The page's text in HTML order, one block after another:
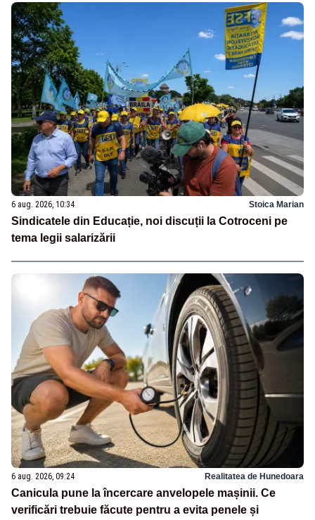
6 aug. 2026, 10:34 Stoica Marian
Sindicatele din Educație, noi discuții la Cotroceni pe
tema legii salarizării
6 aug. 2026, 09:24 Realitatea de Hunedoara
Canicula pune la încercare anvelopele mașinii. Ce
verificări trebuie făcute pentru a evita penele și